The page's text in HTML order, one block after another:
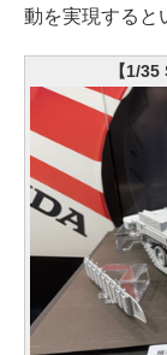
動を実現すると
【1/